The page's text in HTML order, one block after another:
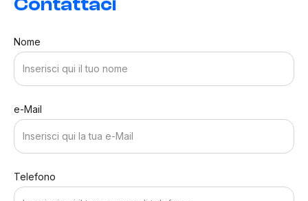
Nome
e-Mail
Telefono